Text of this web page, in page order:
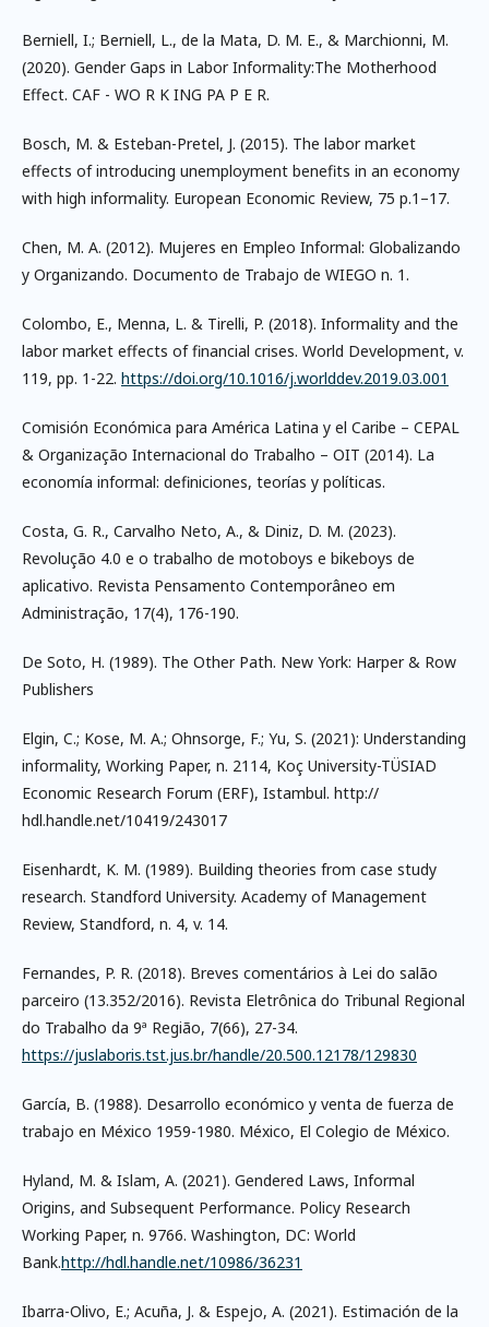
Berniell, I.; Berniell, L., de la Mata, D. M. E., & Marchionni, M.
(2020). Gender Gaps in Labor Informality:The Motherhood
Effect. CAF - WO R K ING PA P E R.
Bosch, M. & Esteban-Pretel, J. (2015). The labor market
effects of introducing unemployment benefits in an economy
with high informality. European Economic Review, 75 p.1–17.
Chen, M. A. (2012). Mujeres en Empleo Informal: Globalizando
y Organizando. Documento de Trabajo de WIEGO n. 1.
Colombo, E., Menna, L. & Tirelli, P. (2018). Informality and the
labor market effects of financial crises. World Development, v.
119, pp. 1-22. https://doi.org/10.1016/j.worlddev.2019.03.001
Comisión Económica para América Latina y el Caribe – CEPAL
& Organização Internacional do Trabalho – OIT (2014). La
economía informal: definiciones, teorías y políticas.
Costa, G. R., Carvalho Neto, A., & Diniz, D. M. (2023).
Revolução 4.0 e o trabalho de motoboys e bikeboys de
aplicativo. Revista Pensamento Contemporâneo em
Administração, 17(4), 176-190.
De Soto, H. (1989). The Other Path. New York: Harper & Row
Publishers
Elgin, C.; Kose, M. A.; Ohnsorge, F.; Yu, S. (2021): Understanding
informality, Working Paper, n. 2114, Koç University-TÜSIAD
Economic Research Forum (ERF), Istambul. http://
hdl.handle.net/10419/243017
Eisenhardt, K. M. (1989). Building theories from case study
research. Standford University. Academy of Management
Review, Standford, n. 4, v. 14.
Fernandes, P. R. (2018). Breves comentários à Lei do salão
parceiro (13.352/2016). Revista Eletrônica do Tribunal Regional
do Trabalho da 9ª Região, 7(66), 27-34.
https://juslaboris.tst.jus.br/handle/20.500.12178/129830
García, B. (1988). Desarrollo económico y venta de fuerza de
trabajo en México 1959-1980. México, El Colegio de México.
Hyland, M. & Islam, A. (2021). Gendered Laws, Informal
Origins, and Subsequent Performance. Policy Research
Working Paper, n. 9766. Washington, DC: World
Bank.http://hdl.handle.net/10986/36231
Ibarra-Olivo, E.; Acuña, J. & Espejo, A. (2021). Estimación de la